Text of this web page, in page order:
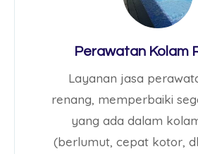
Perawatan Kolam
Layanan jasa
renang, memperbaiki
yang ada dalam
(berlumut, cepat kotor,